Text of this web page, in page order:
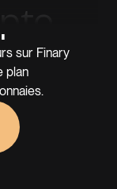
sur Finary
plan